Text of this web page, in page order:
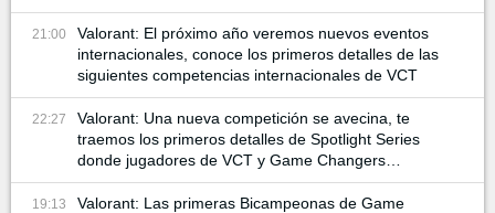
21:00
Valorant: El próximo año veremos nuevos eventos
internacionales, conoce los primeros detalles de las
siguientes competencias internacionales de VCT
22:27
Valorant: Una nueva competición se avecina, te
traemos los primeros detalles de Spotlight Series
donde jugadores de VCT y Game Changers
participan
19:13
Valorant: Las primeras Bicampeonas de Game